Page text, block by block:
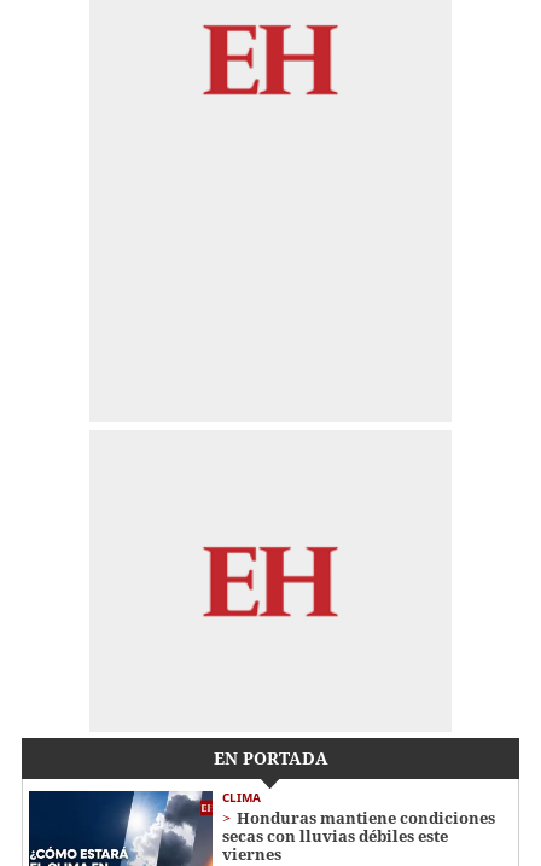
EN PORTADA
CLIMA
Honduras mantiene condiciones
secas con lluvias débiles este
viernes